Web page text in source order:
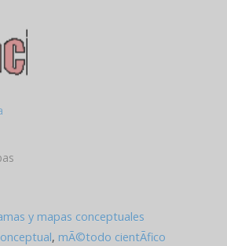
y mapas conceptuales
, mÃ©todo cientÃ­fico